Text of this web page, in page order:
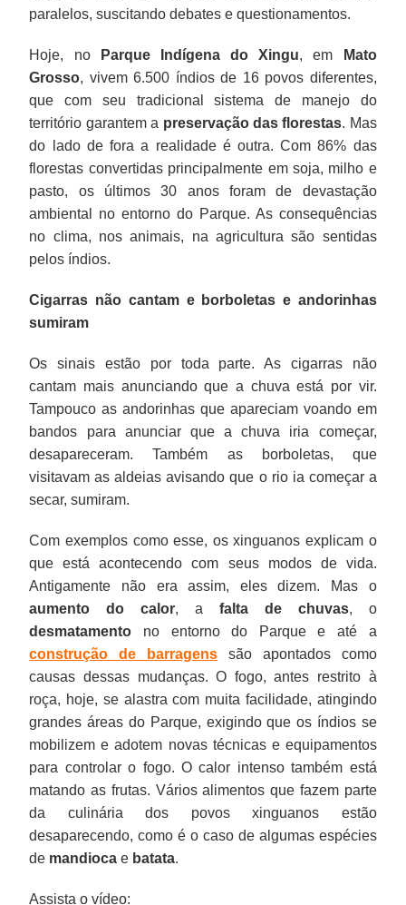
paralelos, suscitando debates e questionamentos.
Hoje, no Parque Indígena do Xingu, em
Mato
Grosso, vivem 6.500 índios de 16 povos diferentes,
que com seu tradicional sistema de manejo do
território garantem a preservação das florestas. Mas
do lado de fora a realidade é outra. Com 86% das
florestas convertidas principalmente em soja, milho e
pasto, os últimos 30 anos foram de devastação
ambiental no entorno do Parque. As consequências
no clima, nos animais, na agricultura são sentidas
pelos índios.
Cigarras não cantam e borboletas e andorinhas
sumiram
Os sinais estão por toda parte. As cigarras não
cantam mais anunciando que a chuva está por vir.
Tampouco as andorinhas que apareciam voando em
bandos para anunciar que a chuva iria começar,
desapareceram. Também as borboletas, que
visitavam as aldeias avisando que o rio ia começar a
secar, sumiram.
Com exemplos como esse, os xinguanos explicam o
que está acontecendo com seus modos de vida.
Antigamente não era assim, eles dizem. Mas o
aumento do calor, a falta de chuvas, o
desmatamento no entorno do Parque e até a
construção de barragens são apontados como
causas dessas mudanças. O fogo, antes restrito à
roça, hoje, se alastra com muita facilidade, atingindo
grandes áreas do Parque, exigindo que os índios se
mobilizem e adotem novas técnicas e equipamentos
para controlar o fogo. O calor intenso também está
matando as frutas. Vários alimentos que fazem parte
da culinária dos povos xinguanos estão
desaparecendo, como é o caso de algumas espécies
de mandioca e batata.
Assista o vídeo: